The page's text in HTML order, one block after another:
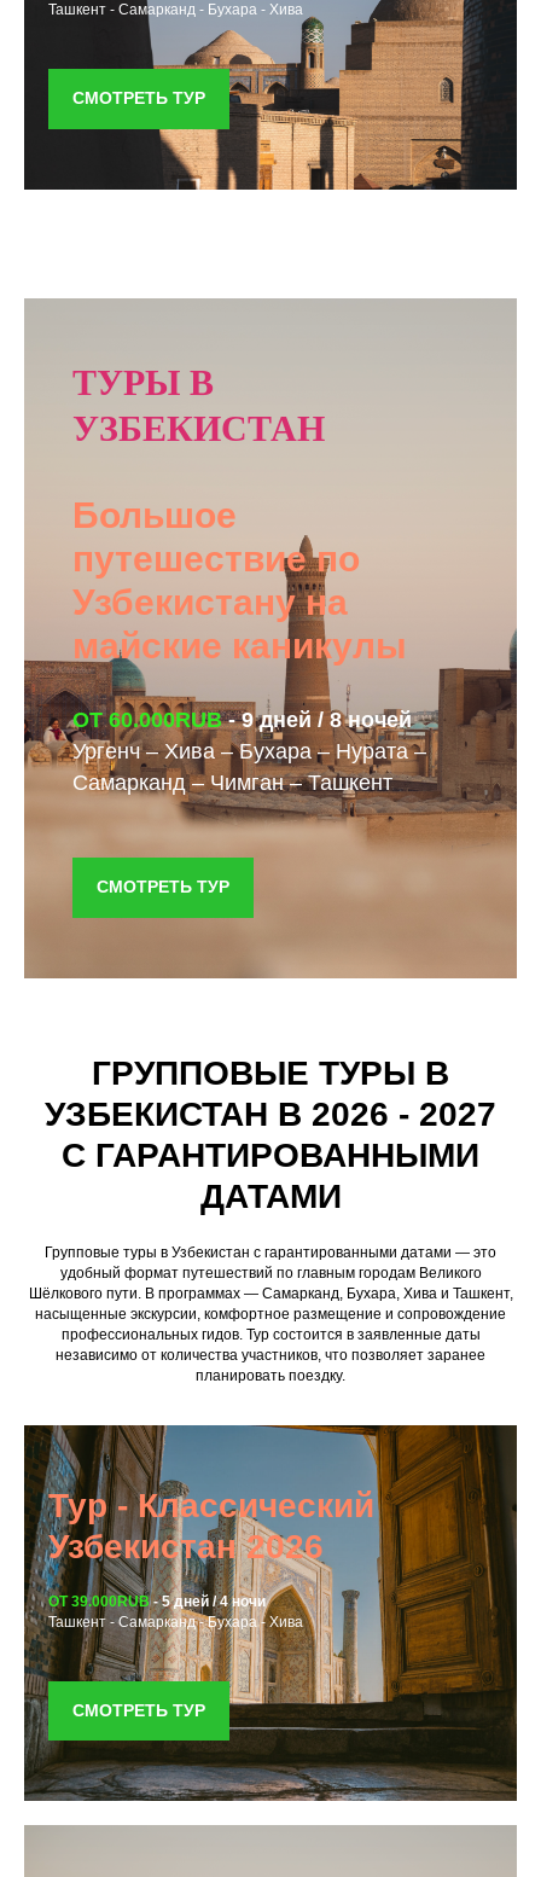
Ташкент - Самарканд - Бухара - Хива
СМОТРЕТЬ ТУР
ТУРЫ В
УЗБЕКИСТАН
Большое
путешествие по
Узбекистану на
майские каникулы
ОТ 60.000RUB - 9 дней / 8 ночей
Ургенч – Хива – Бухара – Нурата –
Самарканд – Чимган – Ташкент
СМОТРЕТЬ ТУР
ГРУППОВЫЕ ТУРЫ В
УЗБЕКИСТАН В 2026 - 2027
С ГАРАНТИРОВАННЫМИ
ДАТАМИ
Групповые туры в Узбекистан с гарантированными датами — это
удобный формат путешествий по главным городам Великого
Шёлкового пути. В программах — Самарканд, Бухара, Хива и Ташкент,
насыщенные экскурсии, комфортное размещение и сопровождение
профессиональных гидов. Тур состоится в заявленные даты
независимо от количества участников, что позволяет заранее
планировать поездку.
Тур - Классический
Узбекистан 2026
ОТ 39.000RUB - 5 дней / 4 ночи
Ташкент - Самарканд - Бухара - Хива
СМОТРЕТЬ ТУР